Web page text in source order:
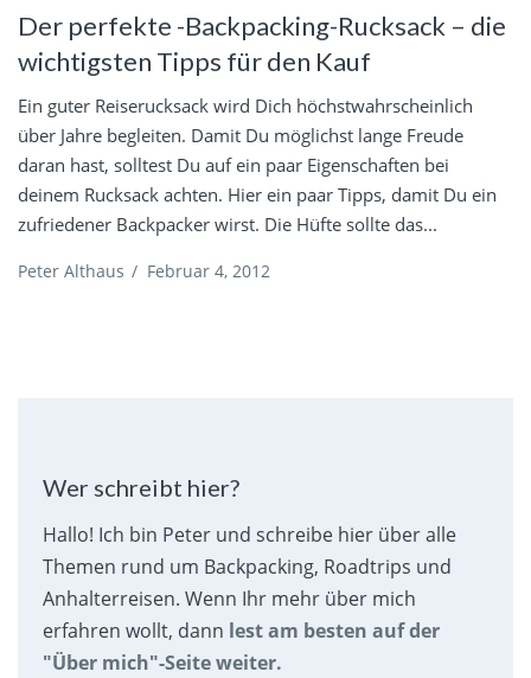
Der perfekte -Backpacking-Rucksack – die
wichtigsten Tipps für den Kauf
Ein guter Reiserucksack wird Dich höchstwahrscheinlich
über Jahre begleiten. Damit Du möglichst lange Freude
daran hast, solltest Du auf ein paar Eigenschaften bei
deinem Rucksack achten. Hier ein paar Tipps, damit Du ein
zufriedener Backpacker wirst. Die Hüfte sollte das...
Peter Althaus / Februar 4, 2012
Wer schreibt hier?
Hallo! Ich bin Peter und schreibe hier über alle
Themen rund um Backpacking, Roadtrips und
Anhalterreisen. Wenn Ihr mehr über mich
erfahren wollt, dann lest am besten auf der
"Über mich"-Seite weiter.